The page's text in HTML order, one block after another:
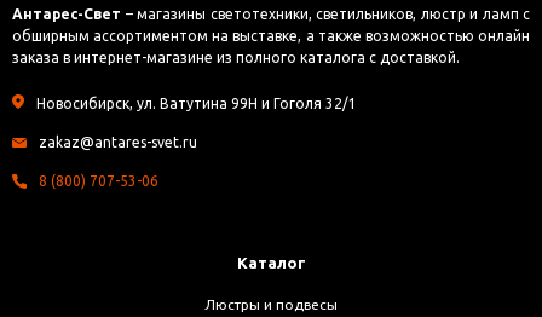
Антарес-Свет – магазины светотехники, светильников, люстр и ламп с
обширным ассортиментом на выставке, а также возможностью онлайн
заказа в интернет-магазине из полного каталога с доставкой.
Новосибирск, ул. Ватутина 99Н и Гоголя 32/1
zakaz@antares-svet.ru
8 (800) 707-53-06
Каталог
Люстры и подвесы